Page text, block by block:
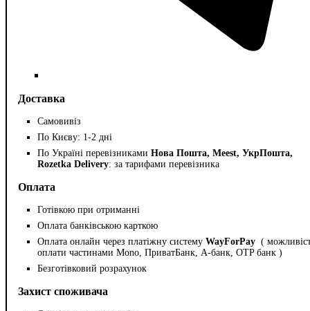
Доставка
Самовивіз
По Києву: 1-2 дні
По Україні перевізниками Нова Пошта, Meest, УкрПошта,
Rozetka Delivery: за тарифами перевізника
Оплата
Готівкою при отриманні
Оплата банківською карткою
Оплата онлайн через платіжну систему WayForPay (
оплати частинами Mono, ПриватБанк, А-банк, OTP банк )
Безготівковий розрахунок
Захист споживача